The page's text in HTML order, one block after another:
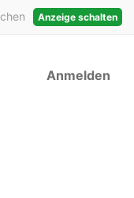
Anzeige schalten
Anmelden